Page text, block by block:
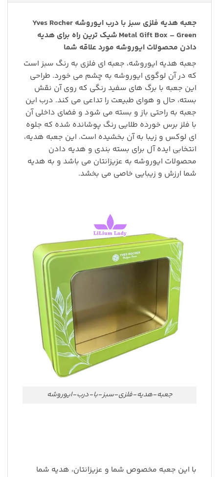
جعبه هدیه فلزی سبز با درب ایوروشه Yves Rocher
Metal Gift Box – Green شیک ترین راه برای هدیه
دادن محصولات ایوروشه مورد علاقه شما
جعبه هدیه ایوروشه، جعبه ای فلزی به رنگ سبز است
که در آن لوگوی ایوروشه به چشم می خورد. طراحی
این جعبه با برگ های سفید رنگی که روی آن نقش
بسته، حال و هوای طبیعت را تداعی می کند. درب این
جعبه به راحتی باز و بسته می شود و فضای داخلی آن
با فلز برس خورده طلایی رنگ پوشانده شده که جلوه
ای لوکس و زیبا به آن بخشیده است. این جعبه هدیه،
انتخابی ایده آل برای بسته بندی و هدیه دادن
محصولات ایوروشه به عزیزانتان می باشد و به هدیه
شما ارزش و زیبایی خاصی می بخشد.
جعبه-هدیه-فلزی-سبز-با-درب-ایوروشه
با این جعبه مخصوص شما و عزیزانتان، هدیه شما